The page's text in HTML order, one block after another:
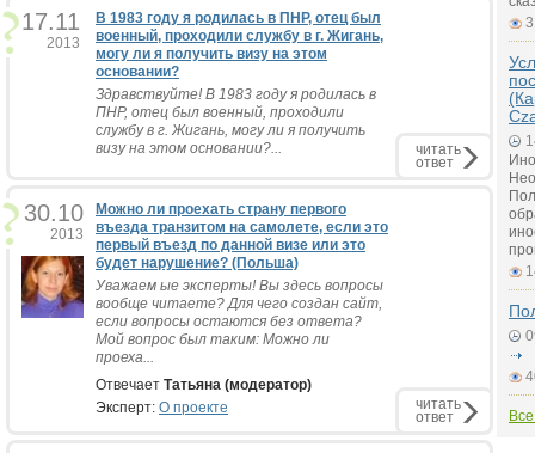
17.11
2013
В 1983 году я родилась в ПНР, отец был
военный, проходили службу в г. Жигань,
могу ли я получить визу на этом
основании?
Здравствуйте! В 1983 году я родилась в
ПНР, отец был военный, проходили
службу в г. Жигань, могу ли я получить
визу на этом основании?...
читать
ответ
30.10
2013
Можно ли проехать страну первого
въезда транзитом на самолете, если это
первый въезд по данной визе или это
будет нарушение? (Польша)
Уважаем ые эксперты! Вы здесь вопросы
вообще читаете? Для чего создан сайт,
если вопросы остаются без ответа?
Мой вопрос был таким: Можно ли
проеха...
Отвечает Татьяна (модератор)
Эксперт: О проекте читать
ответ